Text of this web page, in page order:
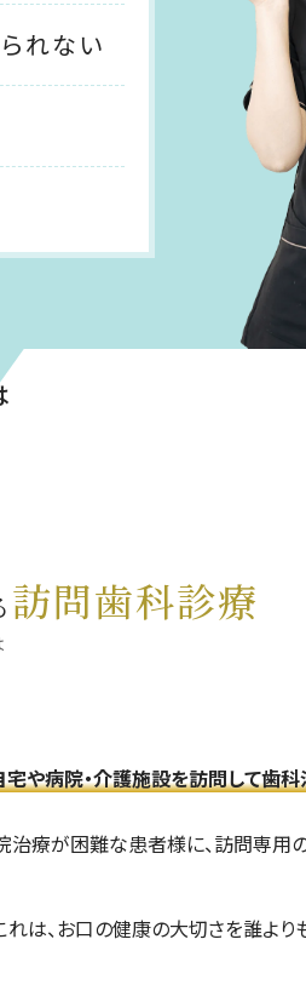
れない
訪問歯科診療
宅や病院・介護施設を訪問して歯
療が困難な患者様に、訪問専用
れは、お口の健康の大切さを誰より